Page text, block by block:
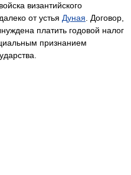
византийского
от устья Дуная. Договор,
платить годовой налог
признанием